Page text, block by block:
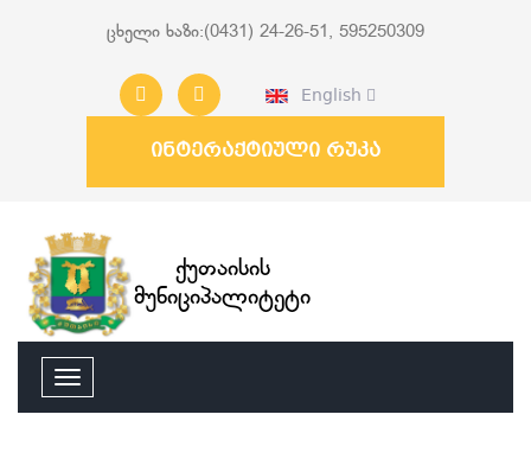
ცხელი ხაზი:(0431) 24-26-51, 595250309
English
ინტერაქტიული რუკა
ქუთაისის
მუნიციპალიტეტი